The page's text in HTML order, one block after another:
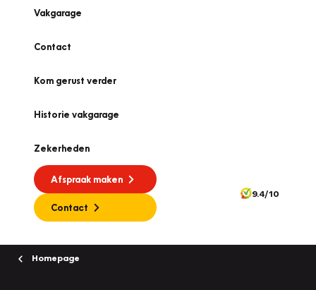
Vakgarage
Contact
Kom gerust verder
Historie vakgarage
Zekerheden
Afspraak maken
Contact
9.4/10
Homepage